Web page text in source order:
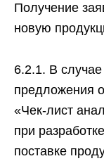
Получение
новую
6.2.1. B
предложения
«Чек-лист
при
поставке